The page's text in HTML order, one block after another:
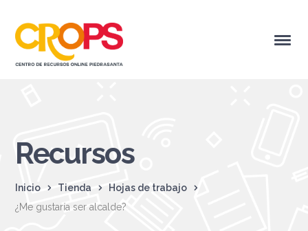
Recursos
Inicio Tienda
Hojas de trabajo
¿Me gustaría ser alcalde?